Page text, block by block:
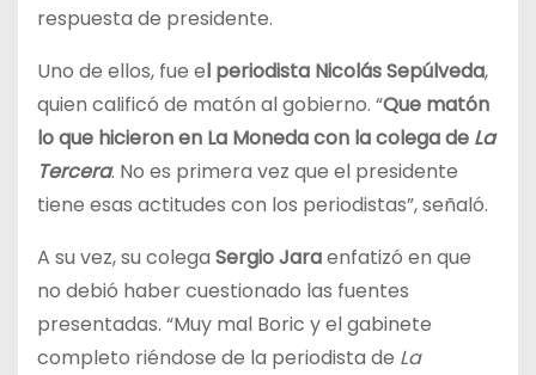
respuesta de presidente.
Uno de ellos, fue el periodista Nicolás Sepúlveda,
quien calificó de matón al gobierno. “Que matón
lo que hicieron en La Moneda con la colega de La
Tercera. No es primera vez que el presidente
tiene esas actitudes con los periodistas”, señaló.
A su vez, su colega Sergio Jaraenfatizó en que
no debió haber cuestionado las fuentes
presentadas. “Muy mal Boric y el gabinete
completo riéndose de la periodista de La